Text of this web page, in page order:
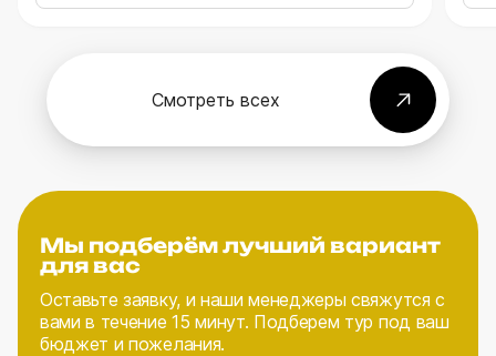
Смотреть всех
Мы подберём лучший вариант
для вас
Оставьте заявку, и наши менеджеры свяжутся с
вами в течение 15 минут. Подберем тур под ваш
бюджет и пожелания.